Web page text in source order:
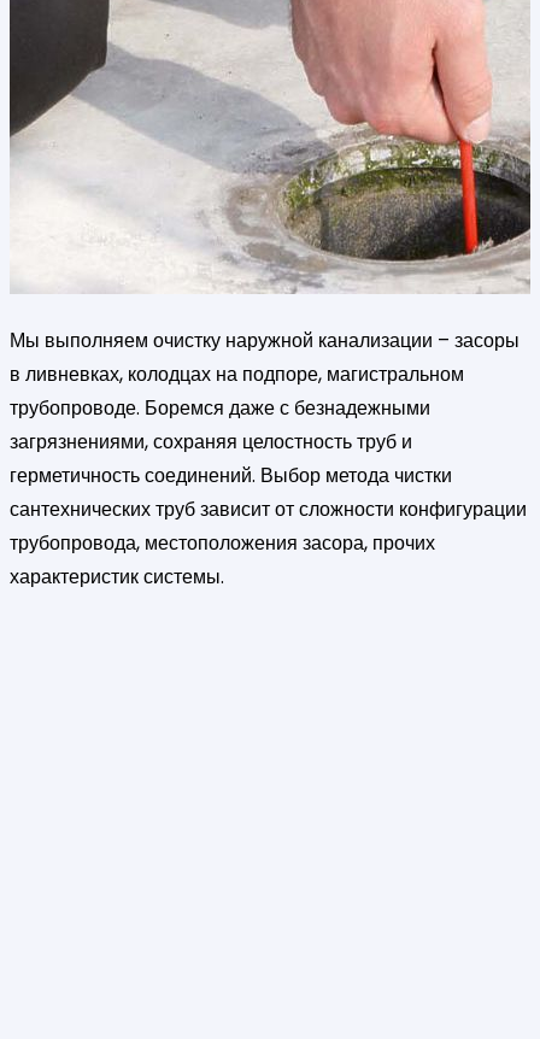
Мы выполняем очистку наружной канализации – засоры
в ливневках, колодцах на подпоре, магистральном
трубопроводе. Боремся даже с безнадежными
загрязнениями, сохраняя целостность труб и
герметичность соединений. Выбор метода чистки
сантехнических труб зависит от сложности конфигурации
трубопровода, местоположения засора, прочих
характеристик системы.